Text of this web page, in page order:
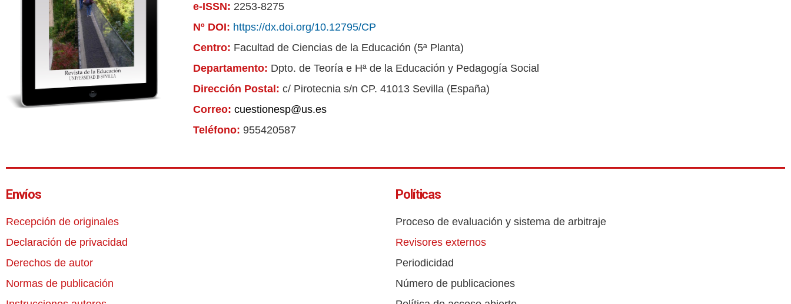
e-ISSN: 2253-8275
Nº DOI: https://dx.doi.org/10.12795/CP
Centro: Facultad de Ciencias de la Educación (5ª Planta)
Departamento: Dpto. de Teoría e Hª de la Educación y Pedagogía Social
Dirección Postal: c/ Pirotecnia s/n CP. 41013 Sevilla (España)
Correo: cuestionesp@us.es
Teléfono: 955420587
Envíos
Recepción de originales
Declaración de privacidad
Derechos de autor
Normas de publicación
Políticas
Proceso de evaluación y sistema de arbitraje
Revisores externos
Periodicidad
Número de publicaciones